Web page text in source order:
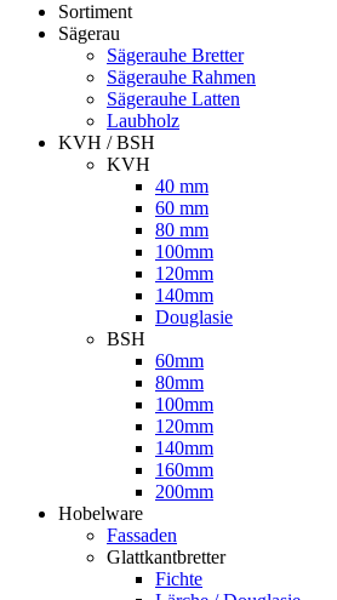
Sortiment
Sägerau
Sägerauhe Bretter
Sägerauhe Rahmen
Sägerauhe Latten
Laubholz
KVH / BSH
KVH
40 mm
60 mm
80 mm
100mm
120mm
140mm
Douglasie
BSH
60mm
80mm
100mm
120mm
140mm
160mm
200mm
Hobelware
Fassaden
Glattkantbretter
Fichte